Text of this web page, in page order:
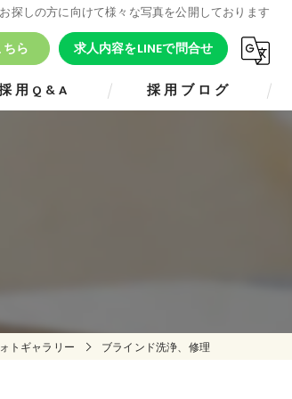
探しの方に向けて様々な写真を公開しております
ら 求人内容をLINEで問合せ
用Q&A 採用ブログ
トギャラリー ブラインド洗浄、修理